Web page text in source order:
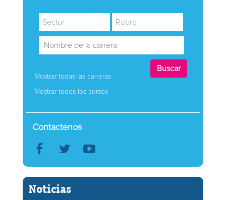
Mostrar todas las carreras
Mostrar todos los cursos
Contactenos
Noticias